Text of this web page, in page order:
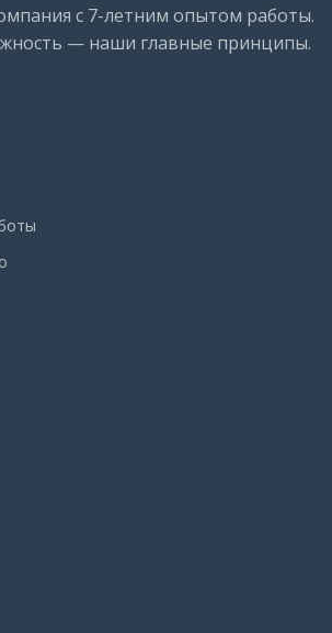
с 7-летним опытом работы.
— наши главные принципы.